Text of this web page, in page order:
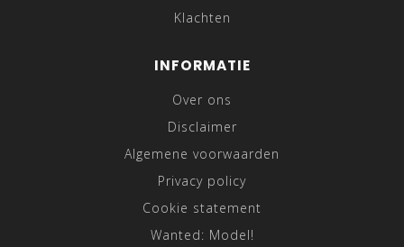
Klachten
INFORMATIE
Over ons
Disclaimer
Algemene voorwaarden
Privacy policy
Cookie statement
Wanted: Model!